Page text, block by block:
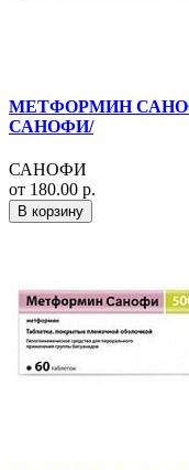
МЕТФОРМИН
САНОФИ/
САНОФИ
от 180.00 р.
В корзину